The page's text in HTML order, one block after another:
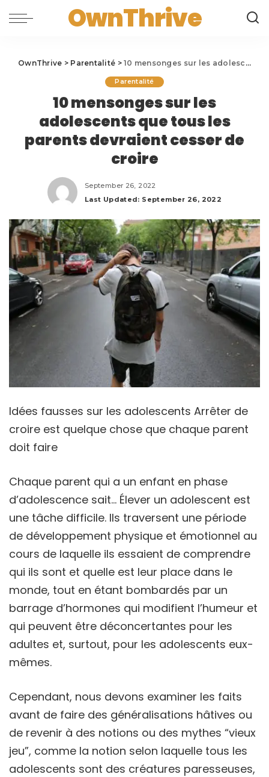
OwnThrive
OwnThrive > Parentalité >10 mensonges sur les adolescents que tous les parents devraient cesser de croire
Parentalité
10 mensonges sur les
adolescents que tous les
parents devraient cesser de
croire
September 26, 2022
Last Updated: September 26, 2022
Idées fausses sur les adolescents Arrêter de
croire est quelque chose que chaque parent
doit faire
Chaque parent qui a un enfant en phase
d’adolescence sait… Élever un adolescent est
une tâche difficile. Ils traversent une période
de développement physique et émotionnel au
cours de laquelle ils essaient de comprendre
qui ils sont et quelle est leur place dans le
monde, tout en étant bombardés par un
barrage d’hormones qui modifient l’humeur et
qui peuvent être déconcertantes pour les
adultes et, surtout, pour les adolescents eux-
mêmes.
Cependant, nous devons examiner les faits
avant de faire des généralisations hâtives ou
de revenir à des notions ou des mythes “vieux
jeu”, comme la notion selon laquelle tous les
adolescents sont des créatures paresseuses,